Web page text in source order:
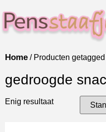
Home / Producten
gedroogde
Enig resultaat